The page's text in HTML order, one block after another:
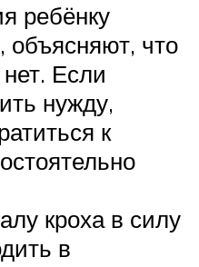
ребёнку
объясняют, что
Если
нужду,
к
кроха в силу
в